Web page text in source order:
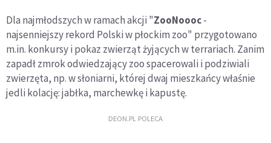
Dla najmłodszych w ramach akcji "ZooNoooc-
najsenniejszy rekord Polski w płockim zoo" przygotowano
m.in. konkursy i pokaz zwierząt żyjących w terrariach. Zanim
zapadł zmrok odwiedzający zoo spacerowali i podziwiali
zwierzęta, np. w słoniarni, której dwaj mieszkańcy właśnie
jedli kolację: jabłka, marchewkę i kapustę.
DEON.PL POLECA